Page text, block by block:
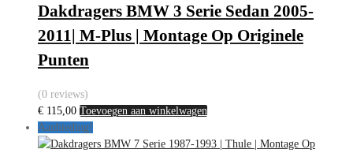
Dakdragers BMW 3 Serie Sedan 2005-
2011| M-Plus | Montage Op Originele
Punten
(0 reviews)
€ 115,00 Toevoegen aan winkelwagen
Aanbieding!